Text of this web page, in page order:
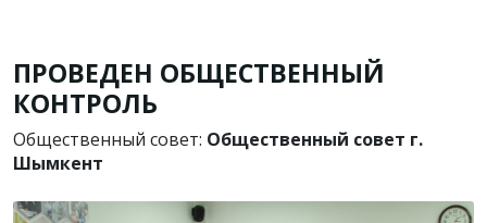
ПРОВЕДЕН ОБЩЕСТВЕННЫЙ
КОНТРОЛЬ
Общественный совет: Общественный совет г.
Шымкент